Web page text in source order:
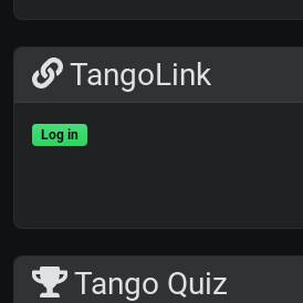
TangoLink
Log in
Tango Quiz